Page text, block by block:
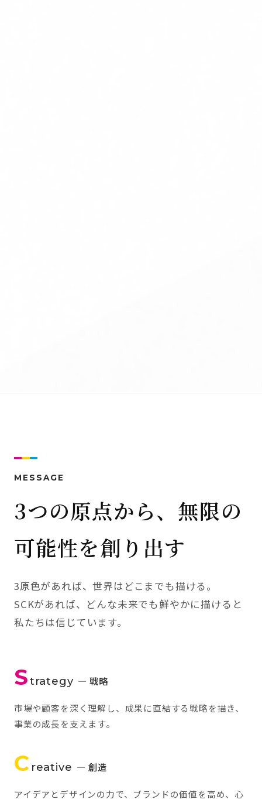
MESSAGE
3つの原点から、無限の
可能性を創り出す
3原色があれば、世界はどこまでも描ける。
SCKがあれば、どんな未来でも鮮やかに描けると
私たちは信じています。
Strategy — 戦略
市場や顧客を深く理解し、成果に直結する戦略を描き、
事業の成長を支えます。
C reative — 創造
アイデアとデザインの力で、ブランドの価値を高め、心